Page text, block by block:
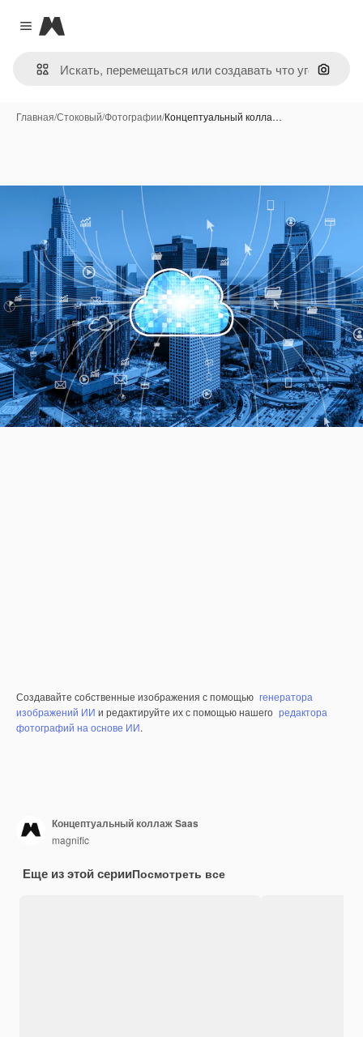
Close menu
Magnific
Поиск
Главная/Стоковый/Фотографии/Концептуальный колла…
Создавайте собственные изображения с помощью генератора
изображений ИИ и редактируйте их с помощью нашего редактора
фотографий на основе ИИ.
Концептуальный коллаж Saas
magnific
Еще из этой серииПосмотреть все